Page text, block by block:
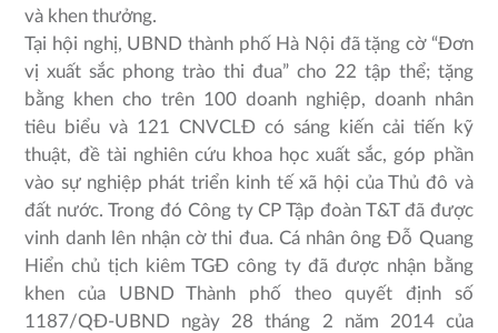
và khen thưởng.
Tại hội nghị, UBND thành phố Hà Nội đã tặng cờ “Đơn
vị xuất sắc phong trào thi đua” cho 22 tập thể; tặng
bằng khen cho trên 100 doanh nghiệp, doanh nhân
tiêu biểu và 121 CNVCLĐ có sáng kiến cải tiến kỹ
thuật, đề tài nghiên cứu khoa học xuất sắc, góp phần
vào sự nghiệp phát triển kinh tế xã hội của Thủ đô và
đất nước. Trong đó Công ty CP Tập đoàn T&T đã được
vinh danh lên nhận cờ thi đua. Cá nhân ông Đỗ Quang
Hiển chủ tịch kiêm TGĐ công ty đã được nhận bằng
khen của UBND Thành phố theo quyết định số
1187/QĐ-UBND ngày 28 tháng 2 năm 2014 của